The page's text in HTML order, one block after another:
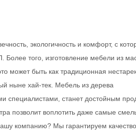
экологичность и комфорт, с
Более того, изготовление мебели из
может быть как традиционная
ныне хай-тек. Мебель из дерева
специалистами, станет достойным
позволит воплотить даже самые
компанию? Мы гарантируем качество